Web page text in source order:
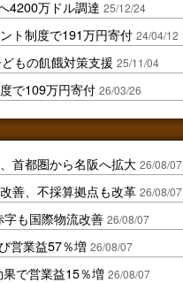
4200万ドル調達 25/12/24
ト制度で191万円寄付 24/04/12
もの飢餓対策支援 25/11/04
で109万円寄付 26/03/26
首都圏から名阪へ拡大 26/08/07
善、不採算拠点も改革 26/08/07
も国際物流改善 26/08/07
営業益57％増 26/08/07
で営業益15％増 26/08/07